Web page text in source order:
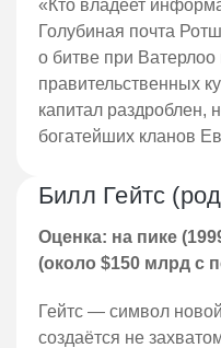
«Кто владеет
Голубиная почта
о битве при
правительственных
капитал раздроблен,
богатейших кланов
Билл Гейтс
Оценка: на пике
(около $150 млрд с
Гейтс — символ
создаётся не